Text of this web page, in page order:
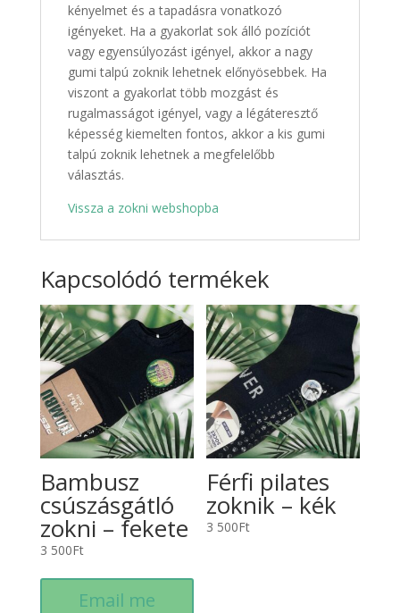
kényelmet és a tapadásra vonatkozó
igényeket. Ha a gyakorlat sok álló pozíciót
vagy egyensúlyozást igényel, akkor a nagy
gumi talpú zoknik lehetnek előnyösebbek. Ha
viszont a gyakorlat több mozgást és
rugalmasságot igényel, vagy a légáteresztő
képesség kiemelten fontos, akkor a kis gumi
talpú zoknik lehetnek a megfelelőbb
választás.
Vissza a zokni webshopba
Kapcsolódó termékek
Bambusz
csúszásgátló
zokni – fekete
3 500Ft
Email me
Férfi pilates
zoknik – kék
3 500Ft